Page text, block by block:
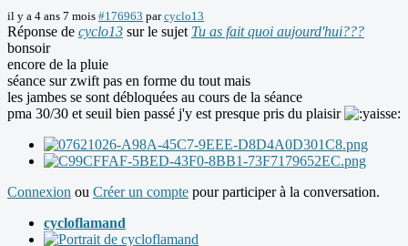
il y a 4 ans 7 mois #176963 parcyclo13
Réponse de cyclo13 sur le sujet Tu as fait quoi aujourd'hui???
bonsoir
encore de la pluie
séance sur zwift pas en forme du tout mais
les jambes se sont débloquées au cours de la séance
pma 30/30 et seuil bien passé j'y est presque pris du plaisir
Connexion ou Créer un compte pour participer à la conversation.
cycloflamand